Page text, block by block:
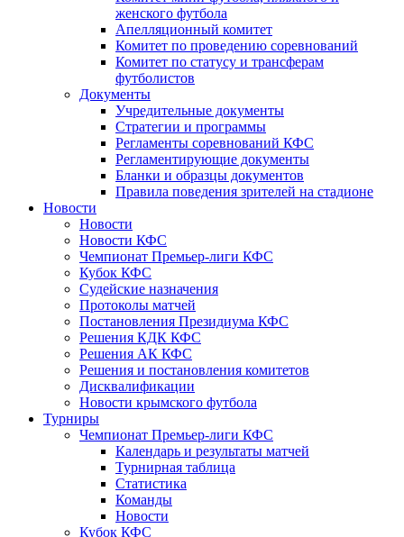
женского футбола
Апелляционный комитет
Комитет по проведению соревнований
Комитет по статусу и трансферам
футболистов
Документы
Учредительные документы
Стратегии и программы
Регламенты соревнований КФС
Регламентирующие документы
Бланки и образцы документов
Правила поведения зрителей на стадионе
Новости
Новости
Новости КФС
Чемпионат Премьер-лиги КФС
Кубок КФС
Судейские назначения
Протоколы матчей
Постановления Президиума КФС
Решения КДК КФС
Решения АК КФС
Решения и постановления комитетов
Дисквалификации
Новости крымского футбола
Турниры
Чемпионат Премьер-лиги КФС
Календарь и результаты матчей
Турнирная таблица
Статистика
Команды
Новости
Кубок КФС